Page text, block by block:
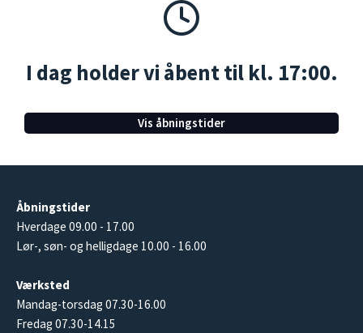
I dag holder vi åbent til kl. 17:00.
Vis åbningstider
Åbningstider
Hverdage 09.00 - 17.00
Lør-, søn- og helligdage 10.00 - 16.00
Værksted
Mandag-torsdag 07.30-16.00
Fredag 07.30-14.15